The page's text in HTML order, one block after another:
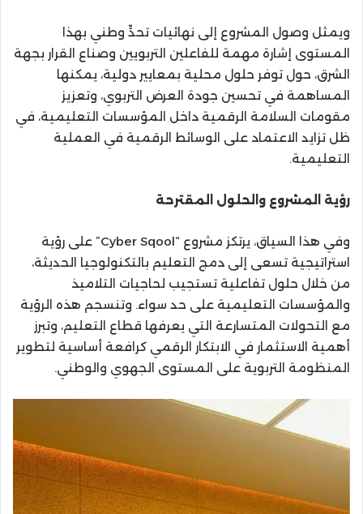
ويمثل وصول المشروع إلى نهائيات تحدٍّ وطني بهذا
المستوى إشارة مهمة للفاعلين التربويين وصناع القرار بجهة
الشرق، حول توفر حلول محلية بمعايير دولية، يمكنها
المساهمة في تحسين جودة العرض التربوي، وتعزيز
مقومات السلامة الرقمية داخل المؤسسات التعليمية، في
ظل تزايد الاعتماد على الوسائط الرقمية في العملية
التعليمية.
رؤية المشروع والحلول المقترحة
وفي هذا السياق، يرتكز مشروع “Cyber Sqool” على رؤية
استراتيجية تسعى إلى دمج التعليم بالتكنولوجيا الحديثة،
من خلال حلول تفاعلية تستجيب لحاجيات التلاميذ
والمؤسسات التعليمية على حد سواء. وتنسجم هذه الرؤية
مع التحولات المتسارعة التي يعرفها قطاع التعليم، وتبرز
أهمية الاستثمار في الابتكار الرقمي كرافعة أساسية لتطوير
المنظومة التربوية على المستوى الجهوي والوطني.